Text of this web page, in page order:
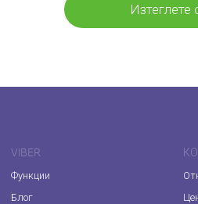
Изтеглете
VIBER
Функции
Блог